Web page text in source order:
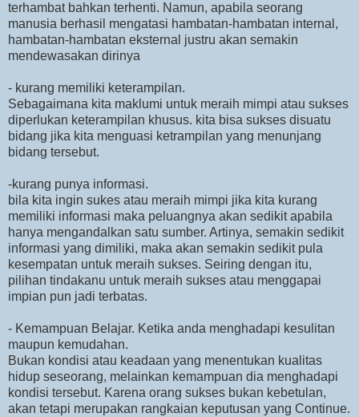
terhambat bahkan terhenti. Namun, apabila seorang
manusia berhasil mengatasi hambatan-hambatan internal,
hambatan-hambatan eksternal justru akan semakin
mendewasakan dirinya
- kurang memiliki keterampilan.
Sebagaimana kita maklumi untuk meraih mimpi atau sukses
diperlukan keterampilan khusus. kita bisa sukses disuatu
bidang jika kita menguasi ketrampilan yang menunjang
bidang tersebut.
-kurang punya informasi.
bila kita ingin sukes atau meraih mimpi jika kita kurang
memiliki informasi maka peluangnya akan sedikit apabila
hanya mengandalkan satu sumber. Artinya, semakin sedikit
informasi yang dimiliki, maka akan semakin sedikit pula
kesempatan untuk meraih sukses. Seiring dengan itu,
pilihan tindakanu untuk meraih sukses atau menggapai
impian pun jadi terbatas.
- Kemampuan Belajar. Ketika anda menghadapi kesulitan
maupun kemudahan.
Bukan kondisi atau keadaan yang menentukan kualitas
hidup seseorang, melainkan kemampuan dia menghadapi
kondisi tersebut. Karena orang sukses bukan kebetulan,
akan tetapi merupakan rangkaian keputusan yang Continue.